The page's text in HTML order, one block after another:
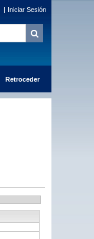
| Iniciar Sesión
Retroceder